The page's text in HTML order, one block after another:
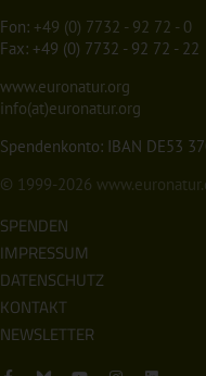
Fon: +49 (0) 7732 - 92 72 - 0
Fax: +49 (0) 7732 - 92 72 - 22
www.euronatur.org
info(at)euronatur.org
Spendenkonto: IBAN DE53
© 1999-2026
SPENDEN
IMPRESSUM
DATENSCHUTZ
KONTAKT
NEWSLETTER